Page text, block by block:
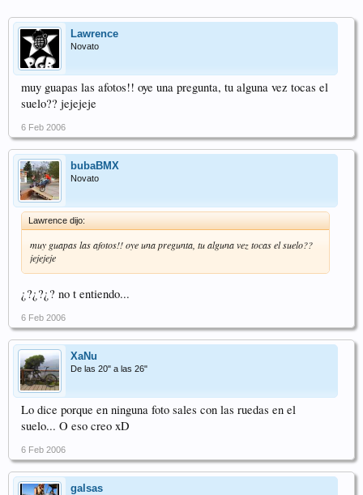
Lawrence
Novato
muy guapas las afotos!! oye una pregunta, tu alguna vez tocas el
suelo?? jejejeje
6 Feb 2006
bubaBMX
Novato
Lawrence dijo:
muy guapas las afotos!! oye una pregunta, tu alguna vez tocas el suelo??
jejejeje
¿?¿?¿? no t entiendo...
6 Feb 2006
XaNu
De las 20" a las 26"
Lo dice porque en ninguna foto sales con las ruedas en el
suelo... O eso creo xD
6 Feb 2006
galsas